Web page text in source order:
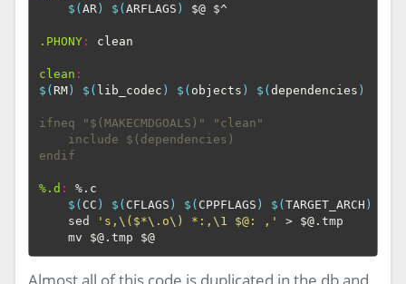
$(AR ) $(ARFLAGS ) $@ $^
.PHONY : clean
clean :
$( RM ) $( lib_codec ) $( objects ) $(dependencies )
ifneq "$(MAKECMDGOALS)" "clean"
    include $(dependencies)
endif
%.d : %. c
$( CC ) $( CFLAGS ) $( CPPFLAGS ) $(TARGET_ARCH )
    sed
's,\($*\.o\) *:,\1 $@: ,' > $@ .tmp
    mv
$@ .tmp $@